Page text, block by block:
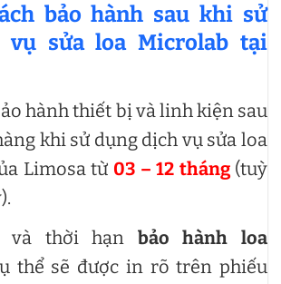
bảo hành sau khi sử
vụ sửa loa Microlab tại
hành thiết bị và linh kiện sau
khi sử dụng dịch vụ sửa loa
Limosa từ 03 – 12 tháng(tuỳ
và thời hạn bảo hành loa
thể sẽ được in rõ trên phiếu